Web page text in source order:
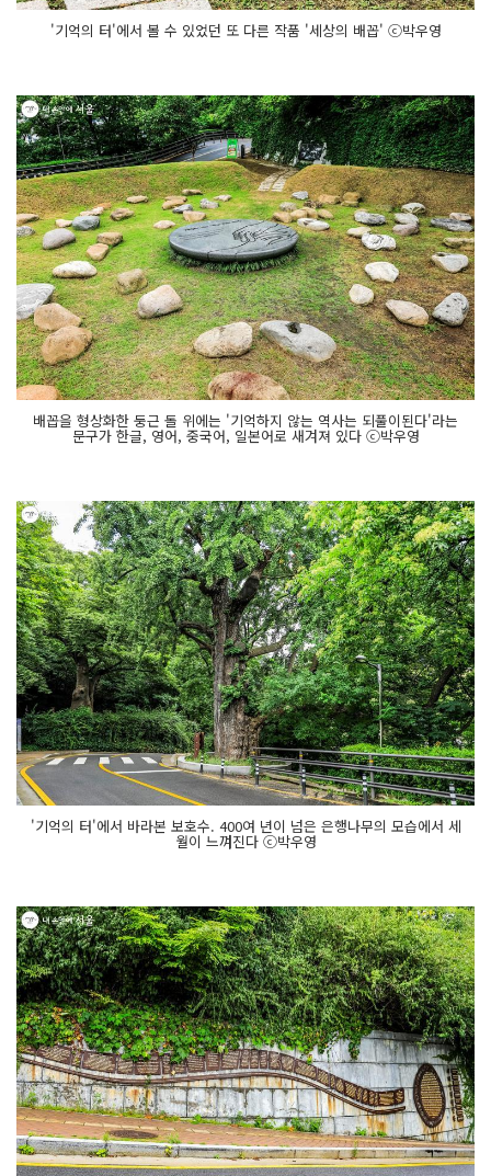
'기억의 터'에서 볼 수 있었던 또 다른 작품 '세상의 배꼽' ⓒ박우영
배꼽을 형상화한 둥근 돌 위에는 '기억하지 않는 역사는 되풀이된다'라는
문구가 한글, 영어, 중국어, 일본어로 새겨져 있다 ⓒ박우영
'기억의 터'에서 바라본 보호수. 400여 년이 넘은 은행나무의 모습에서 세
월이 느껴진다 ⓒ박우영